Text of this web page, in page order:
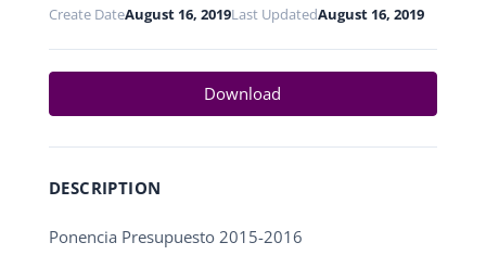
Create DateAugust 16, 2019Last UpdatedAugust 16, 2019
Download
DESCRIPTION
Ponencia Presupuesto 2015-2016